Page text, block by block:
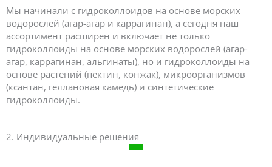
Мы начинали с гидроколлоидов на основе морских
водорослей (агар-агар и каррагинан), а сегодня наш
ассортимент расширен и включает не только
гидроколлоиды на основе морских водорослей (агар-
агар, каррагинан, альгинаты), но и гидроколлоиды на
основе растений (пектин, конжак), микроорганизмов
(ксантан, геллановая камедь) и синтетические
гидроколлоиды.
2. Индивидуальные решения